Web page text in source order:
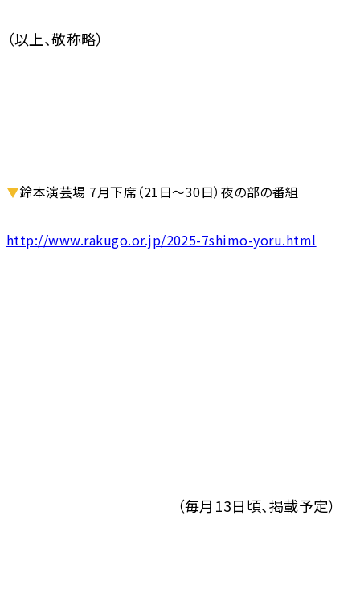
（以上、敬称略）
▼鈴本演芸場 7月下席（21日～30日）夜の部の番組
http://www.rakugo.or.jp/2025-7shimo-yoru.html
（毎月13日頃、掲載予定）